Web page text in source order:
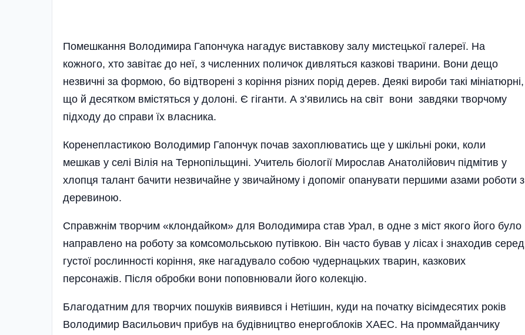
Помешкання Володимира Гапончука нагадує виставкову залу мистецької галереї. На
кожного, хто завітає до неї, з численних поличок дивляться казкові тварини. Вони дещо
незвичні за формою, бо відтворені з коріння різних порід дерев. Деякі вироби такі мініатюрні,
що й десятком вмістяться у долоні. Є гіганти. А з’явились на світ вони завдяки творчому
підходу до справи їх власника.
Коренепластикою Володимир Гапончук почав захоплюватись ще у шкільні роки, коли
мешкав у селі Вілія на Тернопільщині. Учитель біології Мирослав Анатолійович підмітив у
хлопця талант бачити незвичайне у звичайному і допоміг опанувати першими азами роботи з
деревиною.
Справжнім творчим «клондайком» для Володимира став Урал, в одне з міст якого його було
направлено на роботу за комсомольською путівкою. Він часто бував у лісах і знаходив серед
густої рослинності коріння, яке нагадувало собою чудернацьких тварин, казкових
персонажів. Після обробки вони поповнювали його колекцію.
Благодатним для творчих пошуків виявився і Нетішин, куди на початку вісімдесятих років
Володимир Васильович прибув на будівництво енергоблоків ХАЕС. На проммайданчику